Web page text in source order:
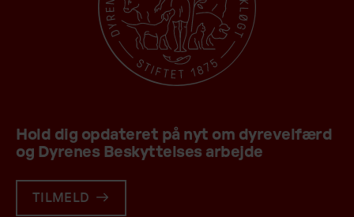
Hold dig opdateret på nyt om dyrevelfærd
og Dyrenes Beskyttelses arbejde
TILMELD